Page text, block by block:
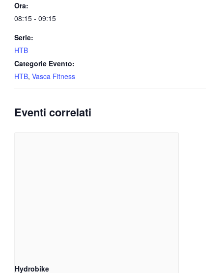
Ora:
08:15 - 09:15
Serie:
HTB
Categorie Evento:
HTB, Vasca Fitness
Eventi correlati
Hydrobike